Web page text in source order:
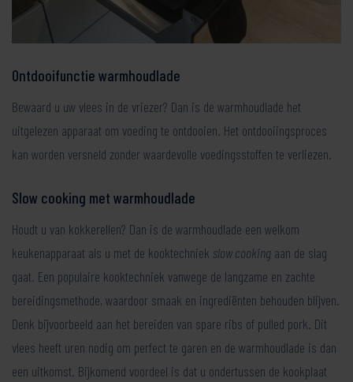
Ontdooifunctie warmhoudlade
Bewaard u uw vlees in de vriezer? Dan is de warmhoudlade het
uitgelezen apparaat om voeding te ontdooien. Het ontdooiingsproces
kan worden versneld zonder waardevolle voedingsstoffen te verliezen.
Slow cooking met warmhoudlade
Houdt u van kokkerellen? Dan is de warmhoudlade een welkom
keukenapparaat als u met de kooktechniek slow cooking aan de slag
gaat. Een populaire kooktechniek vanwege de langzame en zachte
bereidingsmethode, waardoor smaak en ingrediënten behouden blijven.
Denk bijvoorbeeld aan het bereiden van spare ribs of pulled pork. Dit
vlees heeft uren nodig om perfect te garen en de warmhoudlade is dan
een uitkomst. Bijkomend voordeel is dat u ondertussen de kookplaat